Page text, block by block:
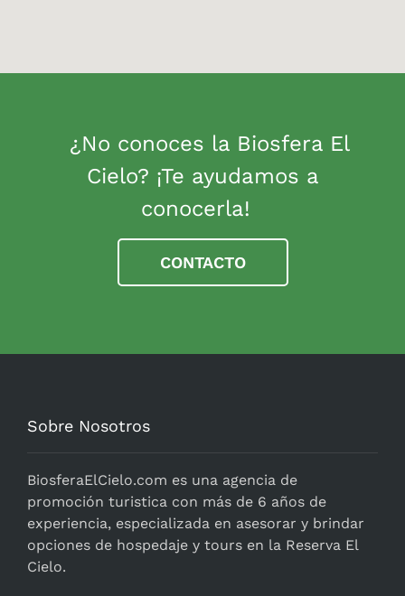
¿No conoces la Biosfera El
Cielo? ¡Te ayudamos a
conocerla!
CONTACTO
Sobre Nosotros
BiosferaElCielo.com es una agencia de
promoción turistica con más de 6 años de
experiencia, especializada en asesorar y brindar
opciones de hospedaje y tours en la Reserva El
Cielo.